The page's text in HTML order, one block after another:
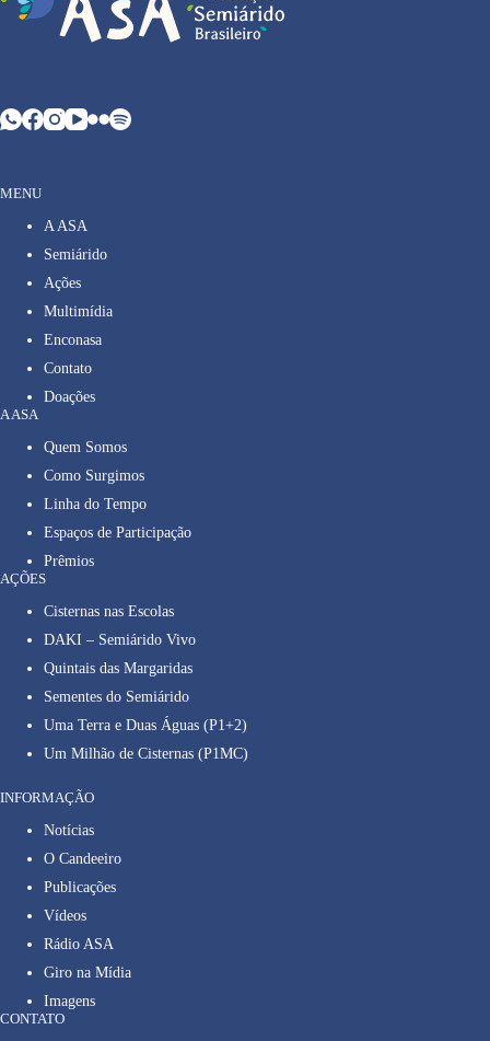
MENU
A ASA
Semiárido
Ações
Multimídia
Enconasa
Contato
Doações
A ASA
Quem Somos
Como Surgimos
Linha do Tempo
Espaços de Participação
Prêmios
AÇÕES
Cisternas nas Escolas
DAKI – Semiárido Vivo
Quintais das Margaridas
Sementes do Semiárido
Uma Terra e Duas Águas (P1+2)
Um Milhão de Cisternas (P1MC)
INFORMAÇÃO
Notícias
O Candeeiro
Publicações
Vídeos
Rádio ASA
Giro na Mídia
Imagens
CONTATO